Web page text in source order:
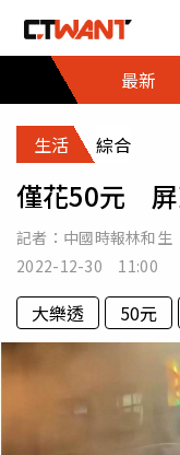
最新
生活 綜合
僅花50元 屏
記者： 中國時報林和生
2022-12-30 11:00
大樂透 50元